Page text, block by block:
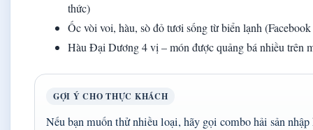
thức)
Ốc vòi voi, hàu, sò đỏ tươi sống từ biển lạnh
Hàu Đại Dương 4 vị – món được quảng bá nhiều trên
GỢI Ý CHO THỰC KHÁCH
Nếu bạn muốn thử nhiều loại, hãy gọi combo hải sản